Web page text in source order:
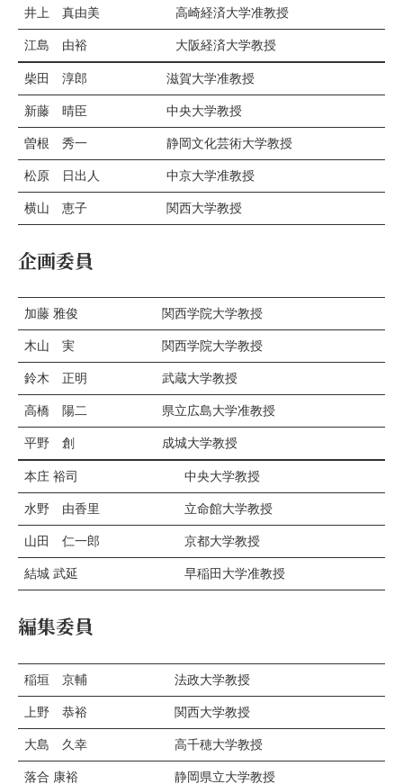
井上 真由美 高崎経済大学准教授
江島 由裕 大阪経済大学教授
柴田 淳郎 滋賀大学准教授
新藤 晴臣 中央大学教授
曽根 秀一 静岡文化芸術大学教授
松原 日出人 中京大学准教授
横山 恵子 関西大学教授
企画委員
加藤 雅俊 関西学院大学教授
木山 実 関西学院大学教授
鈴木 正明 武蔵大学教授
高橋 陽二 県立広島大学准教授
平野 創 成城大学教授
本庄 裕司 中央大学教授
水野 由香里 立命館大学教授
山田 仁一郎 京都大学教授
結城 武延 早稲田大学准教授
編集委員
稲垣 京輔 法政大学教授
上野 恭裕 関西大学教授
大島 久幸 高千穂大学教授
落合 康裕 静岡県立大学教授